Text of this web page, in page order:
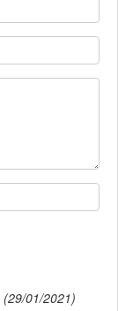
(29/01/2021)